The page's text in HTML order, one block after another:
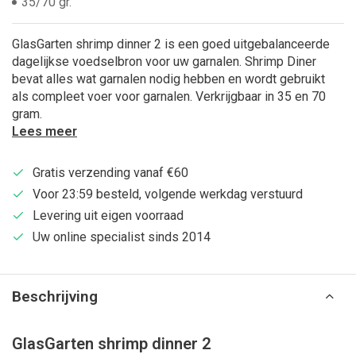
GlasGarten shrimp dinner 2 is een goed uitgebalanceerde
dagelijkse voedselbron voor uw garnalen. Shrimp Diner
bevat alles wat garnalen nodig hebben en wordt gebruikt
als compleet voer voor garnalen. Verkrijgbaar in 35 en 70
gram.
Lees meer
Gratis verzending vanaf €60
Voor 23:59 besteld, volgende werkdag verstuurd
Levering uit eigen voorraad
Uw online specialist sinds 2014
Beschrijving
GlasGarten shrimp dinner 2